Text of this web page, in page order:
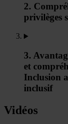
2.
privilèges
3.
et
Inclusion
inclusif
Vidéos